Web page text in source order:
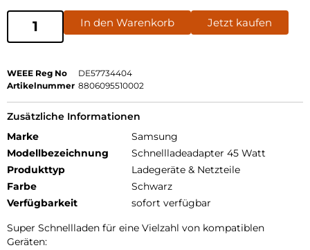
In den Warenkorb Jetzt kaufen
WEEE Reg No
DE57734404
Artikelnummer 8806095510002
Zusätzliche Informationen
Marke
Samsung
Modellbezeichnung
Schnellladeadapter 45 Watt
Produkttyp
Ladegeräte & Netzteile
Farbe
Schwarz
Verfügbarkeit
sofort verfügbar
Super Schnellladen für eine Vielzahl von kompatiblen
Geräten: